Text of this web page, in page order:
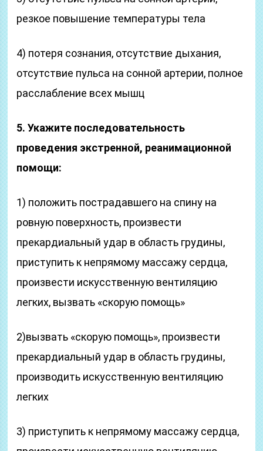
резкое повыше­ние температуры тела
4) потеря сознания, отсутствие дыхания,
отсутствие пульса на сонной артерии, полное
расслабление всех мышц
5. Укажите последовательность
проведения экстренной, реанимационной
помощи:
1) положить пострадавшего на спину на
ровную поверх­ность, произвести
прекардиальный удар в область грудины,
приступить к непрямому массажу сердца,
произвести искусственную вентиляцию
легких, вы­звать «скорую помощь»
2)вызвать «скорую помощь», произвести
прекарди­альный удар в область грудины,
производить искус­ственную вентиляцию
легких
3) приступить к непрямому массажу сердца,